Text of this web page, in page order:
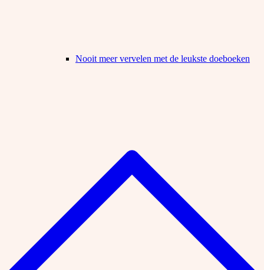
Nooit meer vervelen met de leukste doeboeken